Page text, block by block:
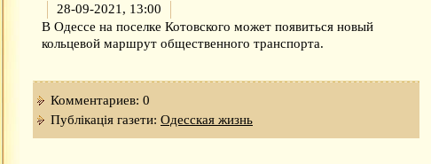
28-09-2021, 13:00
В Одессе на поселке Котовского может появиться новый
кольцевой маршрут общественного транспорта.
Комментариев: 0
Публікація газети: Одесская жизнь